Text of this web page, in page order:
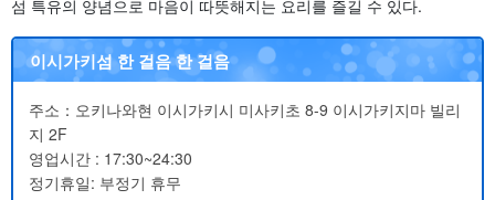
섬 특유의 양념으로 마음이 따뜻해지는 요리를 즐길 수 있다.
이시가키섬 한 걸음 한 걸음
주소：오키나와현 이시가키시 미사키초 8-9 이시가키지마 빌리
지 2F
영업시간 : 17:30~24:30
정기휴일: 부정기 휴무